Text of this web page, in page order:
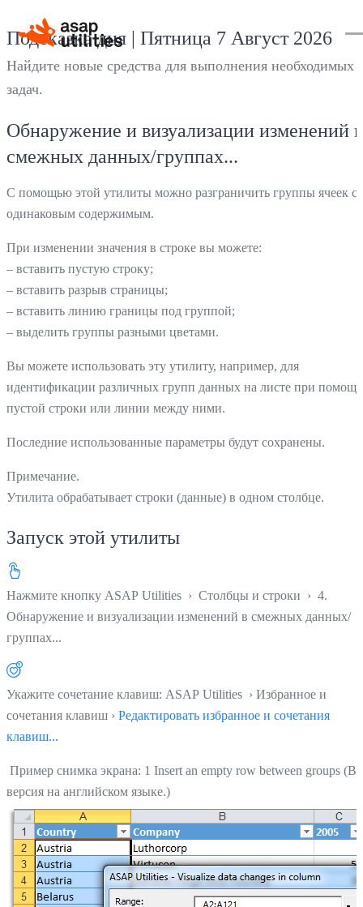
Подсказка дня | Пятница 7 Август 2026
Найдите новые средства для выполнения необходимых
задач.
Обнаружение и визуализации изменений в
смежных данных/группах...
С помощью этой утилиты можно разграничить группы ячеек с
одинаковым содержимым.
При изменении значения в строке вы можете:
– вставить пустую строку;
– вставить разрыв страницы;
– вставить линию границы под группой;
– выделить группы разными цветами.
Вы можете использовать эту утилиту, например, для
идентификации различных групп данных на листе при помощи
пустой строки или линии между ними.
Последние использованные параметры будут сохранены.
Примечание.
Утилита обрабатывает строки (данные) в одном столбце.
Запуск этой утилиты
Нажмите кнопку ASAP Utilities › Столбцы и строки › 4.
Обнаружение и визуализации изменений в смежных данных/
группах...
Укажите сочетание клавиш: ASAP Utilities › Избранное и
сочетания клавиш › Редактировать избранное и сочетания
клавиш...
Пример снимка экрана: 1 Insert an empty row between groups
версия на английском языке.)